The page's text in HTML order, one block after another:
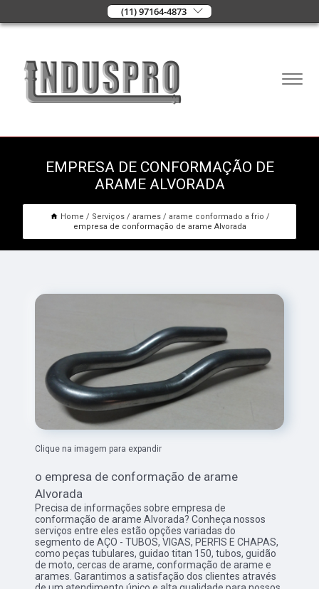
(11) 97164-4873
EMPRESA DE CONFORMAÇÃO DE
ARAME ALVORADA
Home Serviços arames
arame conformado a frio
empresa de conformação de arame Alvorada
Clique na imagem para expandir
o empresa de conformação de arame
Alvorada
Precisa de informações sobre empresa de
conformação de arame Alvorada? Conheça nossos
serviços entre eles estão opções variadas do
segmento de AÇO - TUBOS, VIGAS, PERFIS E CHAPAS,
como peças tubulares, guidao titan 150, tubos, guidão
de moto, cercas de arame, conformação de arame e
arames. Garantimos a satisfação dos clientes através